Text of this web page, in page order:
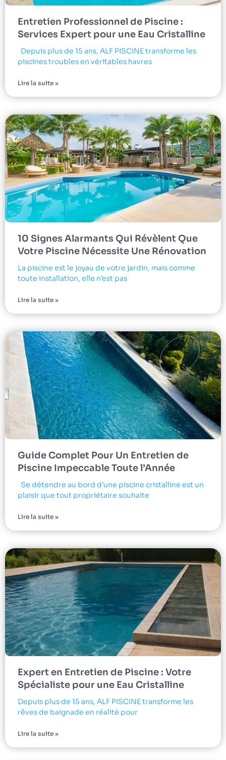
Entretien Professionnel de Piscine :
Services Expert pour une Eau Cristalline
Depuis plus de 15 ans, ALF PISCINE transforme les
piscines troubles en véritables havres
Lire la suite »
10 Signes Alarmants Qui Révèlent Que
Votre Piscine Nécessite Une Rénovation
La piscine est le joyau de votre jardin, mais comme
toute installation, elle n’est pas
Lire la suite »
Guide Complet Pour Un Entretien de
Piscine Impeccable Toute l’Année
Se détendre au bord d’une piscine cristalline est un
plaisir que tout propriétaire souhaite
Lire la suite »
Expert en Entretien de Piscine : Votre
Spécialiste pour une Eau Cristalline
Depuis plus de 15 ans, ALF PISCINE transforme les
rêves de baignade en réalité pour
Lire la suite »